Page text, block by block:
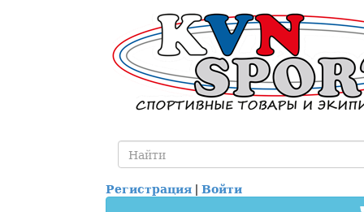
Регистрация | Войти